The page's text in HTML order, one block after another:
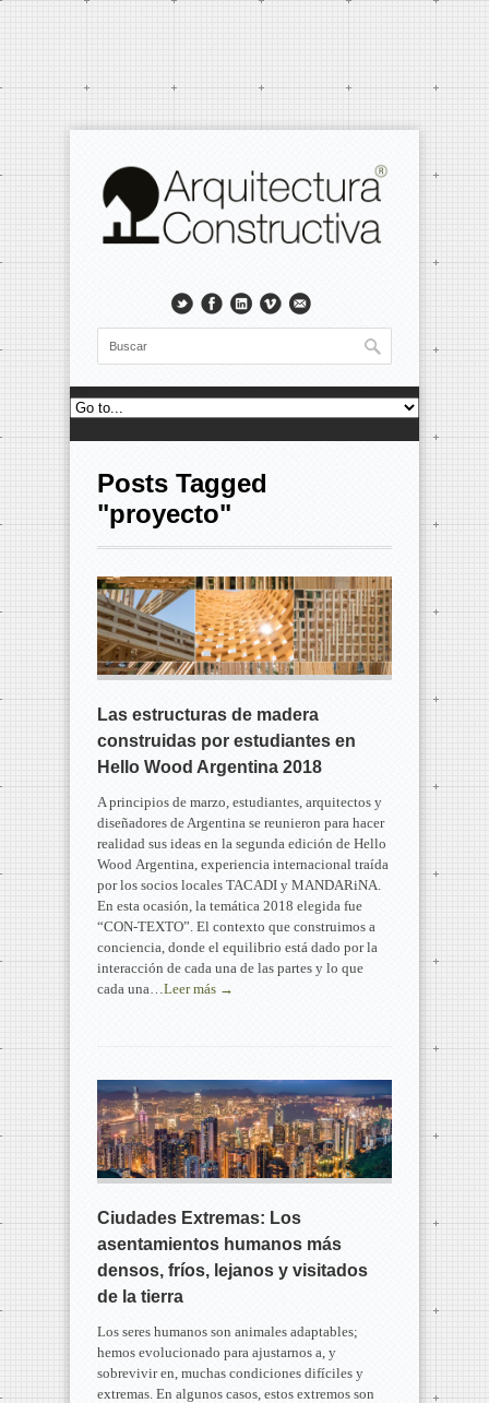
Posts Tagged
"proyecto"
Las estructuras de madera
construidas por estudiantes en
Hello Wood Argentina 2018
A principios de marzo, estudiantes, arquitectos y
diseñadores de Argentina se reunieron para hacer
realidad sus ideas en la segunda edición de Hello
Wood Argentina, experiencia internacional traída
por los socios locales TACADI y MANDARiNA.
En esta ocasión, la temática 2018 elegida fue
“CON-TEXTO”. El contexto que construimos a
conciencia, donde el equilibrio está dado por la
interacción de cada una de las partes y lo que
cada una… Leer más →
Ciudades Extremas: Los
asentamientos humanos más
densos, fríos, lejanos y visitados
de la tierra
Los seres humanos son animales adaptables;
hemos evolucionado para ajustarnos a, y
sobrevivir en, muchas condiciones difíciles y
extremas. En algunos casos, estos extremos son